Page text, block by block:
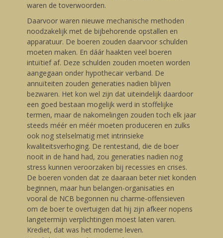
waren de toverwoorden.
Daarvoor waren nieuwe mechanische methoden
noodzakelijk met de bijbehorende opstallen en
apparatuur. De boeren zouden daarvoor schulden
moeten maken. En dáár haakten veel boeren
intuïtief af. Deze schulden zouden moeten worden
aangegaan onder hypothecair verband. De
annuïteiten zouden generaties nadien blijven
bezwaren. Het kon wel zijn dat uiteindelijk daardoor
een goed bestaan mogelijk werd in stoffelijke
termen, maar de nakomelingen zouden toch elk jaar
steeds méér en méér moeten produceren en zulks
ook nog stelselmatig met intrinsieke
kwaliteitsverhoging. De rentestand, die de boer
nooit in de hand had, zou generaties nadien nog
stress kunnen veroorzaken bij recessies en crises.
De boeren vonden dat ze daaraan beter niet konden
beginnen, maar hun belangen-organisaties en
vooral de NCB begonnen nu charme-offensieven
om de boer te overtuigen dat hij zijn afkeer nopens
langetermijn verplichtingen moest laten varen.
Krediet, dat was het moderne leven.